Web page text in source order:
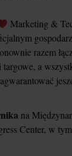
Marketing &
razem
a
na
Center, w